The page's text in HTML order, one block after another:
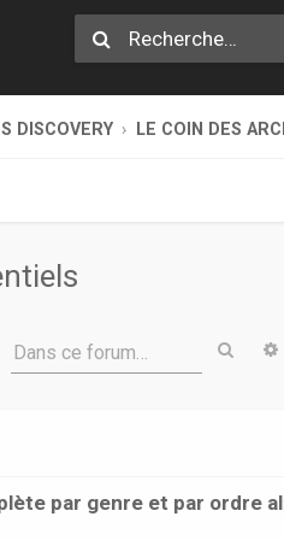
DISCOVERY LE COIN DES
Dans ce forum…
par genre et par ordre